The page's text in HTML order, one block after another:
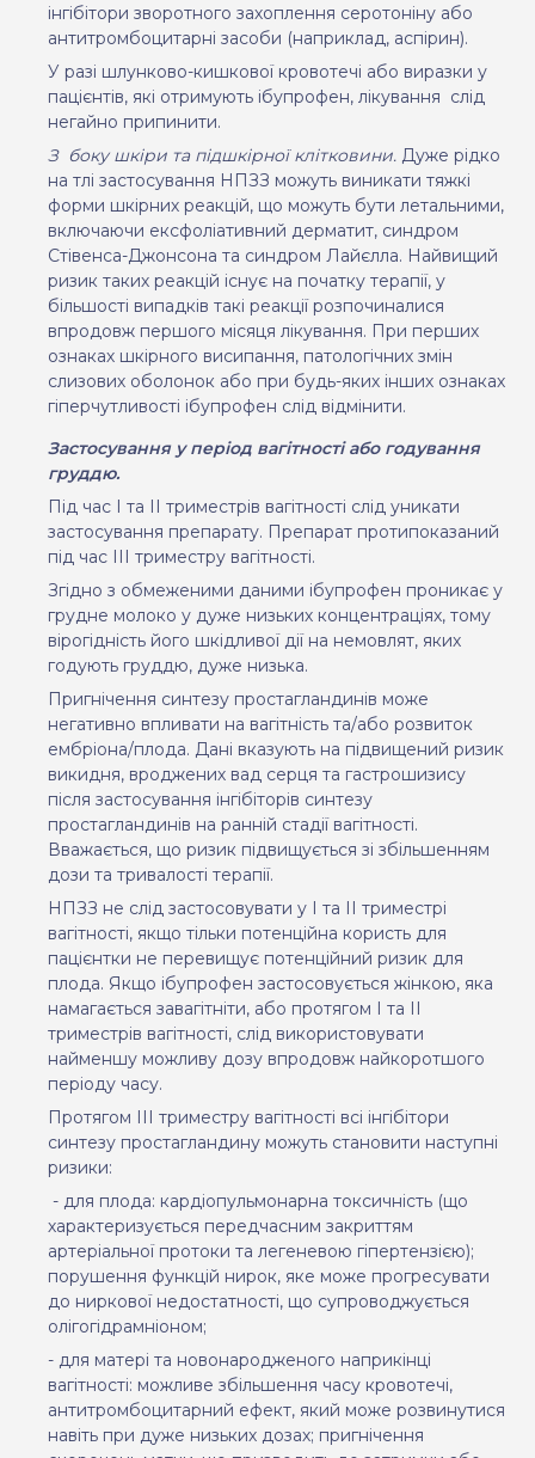
інгібітори зворотного захоплення серотоніну або
антитромбоцитарні засоби (наприклад, аспірин).
У разі шлунково-кишкової кровотечі або виразки у
пацієнтів, які отримують ібупрофен, лікування слід
негайно припинити.
З боку шкіри та підшкірної клітковини. Дуже рідко
на тлі застосування НПЗЗ можуть виникати тяжкі
форми шкірних реакцій, що можуть бути летальними,
включаючи ексфоліативний дерматит, синдром
Стівенса-Джонсона та синдром Лайєлла. Найвищий
ризик таких реакцій існує на початку терапії, у
більшості випадків такі реакції розпочиналися
впродовж першого місяця лікування. При перших
ознаках шкірного висипання, патологічних змін
слизових оболонок або при будь-яких інших ознаках
гіперчутливості ібупрофен слід відмінити.
Застосування у період вагітності або годування
груддю.
Під час І та ІІ триместрів вагітності слід уникати
застосування препарату. Препарат протипоказаний
під час ІІІ триместру вагітності.
Згідно з обмеженими даними ібупрофен проникає у
грудне молоко у дуже низьких концентраціях, тому
вірогідність його шкідливої дії на немовлят, яких
годують груддю, дуже низька.
Пригнічення синтезу простагландинів може
негативно впливати на вагітність та/або розвиток
ембріона/плода. Дані вказують на підвищений ризик
викидня, вроджених вад серця та гастрошизису
після застосування інгібіторів синтезу
простагландинів на ранній стадії вагітності.
Вважається, що ризик підвищується зі збільшенням
дози та тривалості терапії.
НПЗЗ не слід застосовувати у I та II триместрі
вагітності, якщо тільки потенційна користь для
пацієнтки не перевищує потенційний ризик для
плода. Якщо ібупрофен застосовується жінкою, яка
намагається завагітніти, або протягом І та ІІ
триместрів вагітності, слід використовувати
найменшу можливу дозу впродовж найкоротшого
періоду часу.
Протягом ІІІ триместру вагітності всі інгібітори
синтезу простагландину можуть становити наступні
ризики:
- для плода: кардіопульмонарна токсичність (що
характеризується передчасним закриттям
артеріальної протоки та легеневою гіпертензією);
порушення функцій нирок, яке може прогресувати
до ниркової недостатності, що супроводжується
олігогідрамніоном;
- для матері та новонародженого наприкінці
вагітності: можливе збільшення часу кровотечі,
антитромбоцитарний ефект, який може розвинутися
навіть при дуже низьких дозах; пригнічення